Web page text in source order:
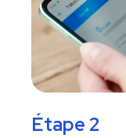
Étape 2